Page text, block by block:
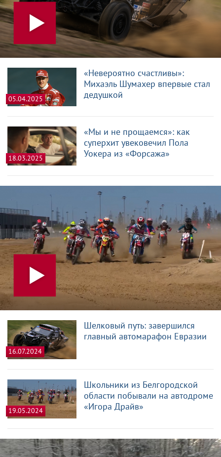
05.04.2025
«Невероятно счастливы»:
Михаэль Шумахер впервые стал
дедушкой
18.03.2025
«Мы и не прощаемся»: как
суперхит увековечил Пола
Уокера из «Форсажа»
16.07.2024
Шелковый путь: завершился
главный автомарафон Евразии
19.05.2024
Школьники из Белгородской
области побывали на автодроме
«Игора Драйв»